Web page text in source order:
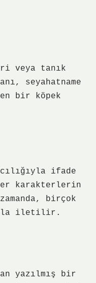
veya tanık
seyahatname
bir köpek
ifade
karakterlerin
birçok
iletilir.
yazılmış bir